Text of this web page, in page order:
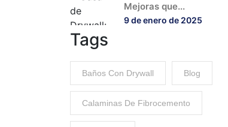
Mejoras que...
9 de enero de 2025
Tags
Baños Con Drywall Blog
Calaminas De Fibrocemento